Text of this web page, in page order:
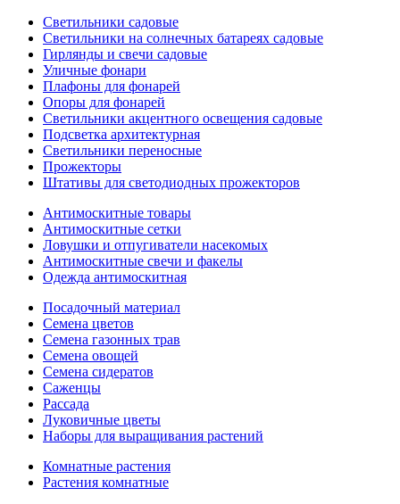
Светильники садовые
Светильники на солнечных батареях садовые
Гирлянды и свечи садовые
Уличные фонари
Плафоны для фонарей
Опоры для фонарей
Светильники акцентного освещения садовые
Подсветка архитектурная
Светильники переносные
Прожекторы
Штативы для светодиодных прожекторов
Антимоскитные товары
Антимоскитные сетки
Ловушки и отпугиватели насекомых
Антимоскитные свечи и факелы
Одежда антимоскитная
Посадочный материал
Семена цветов
Семена газонных трав
Семена овощей
Семена сидератов
Саженцы
Рассада
Луковичные цветы
Наборы для выращивания растений
Комнатные растения
Растения комнатные